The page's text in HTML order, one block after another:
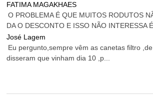
FATIMA MAGAKHAES
O PROBLEMA É QUE MUITOS RODUTOS
DA O DESCONTO E ISSO NÃO INTERESSA
José Lagem
Eu pergunto,sempre vêm as canetas filtro
disseram que vinham dia 10 ,p...